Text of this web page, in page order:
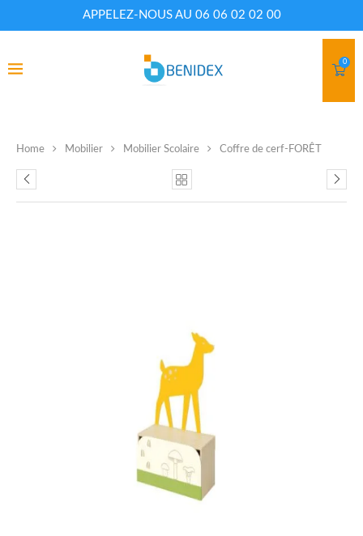
APPELEZ-NOUS AU 06 06 02 02 00
0
Home Mobilier Mobilier Scolaire Coffre de cerf-FORÊT